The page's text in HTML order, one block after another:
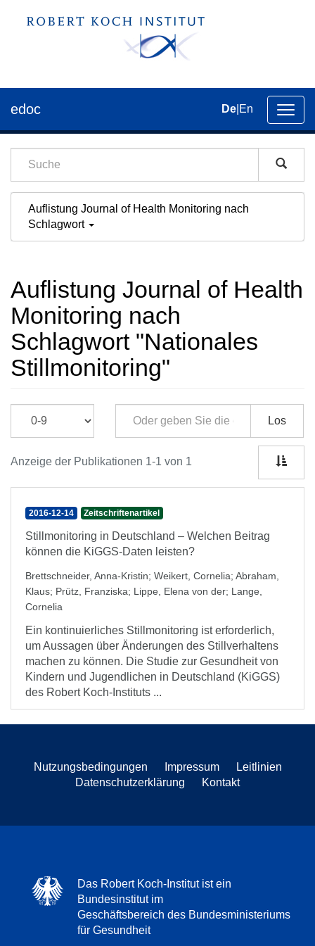
der
edoc De En
Auflistung Journal of Health Monitoring nach
Schlagwort
Auflistung Journal of Health
Monitoring nach
Schlagwort "Nationales
Stillmonitoring"
Los
Anzeige der Publikationen 1-1 von 1
2016-12-14 Zeitschriftenartikel
Stillmonitoring in Deutschland – Welchen Beitrag
können die KiGGS-Daten leisten?
Brettschneider, Anna-Kristin; Weikert, Cornelia; Abraham,
Klaus; Prütz, Franziska; Lippe, Elena von der; Lange,
Cornelia
Ein kontinuierliches Stillmonitoring ist erforderlich,
um Aussagen über Änderungen des Stillverhaltens
machen zu können. Die Studie zur Gesundheit von
Kindern und Jugendlichen in Deutschland (KiGGS)
des Robert Koch-Instituts ...
Nutzungsbedingungen Impressum
Leitlinien
Datenschutzerklärung
Kontakt
Das Robert Koch-Institut ist ein
Bundesinstitut im
Geschäftsbereich des Bundesministeriums
für Gesundheit